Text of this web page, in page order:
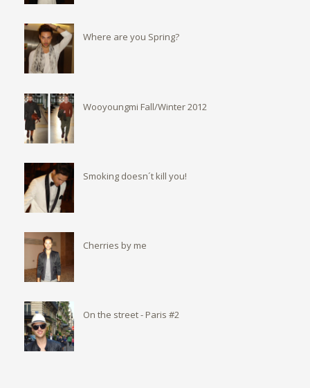
Where are you Spring?
Wooyoungmi Fall/Winter 2012
Smoking doesn´t kill you!
Cherries by me
On the street - Paris #2